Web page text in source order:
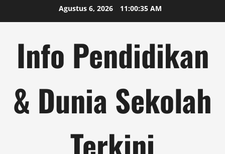
to
Agustus 6, 2026 11:00:36 AM
Info Pendidikan
& Dunia Sekolah
Terkini